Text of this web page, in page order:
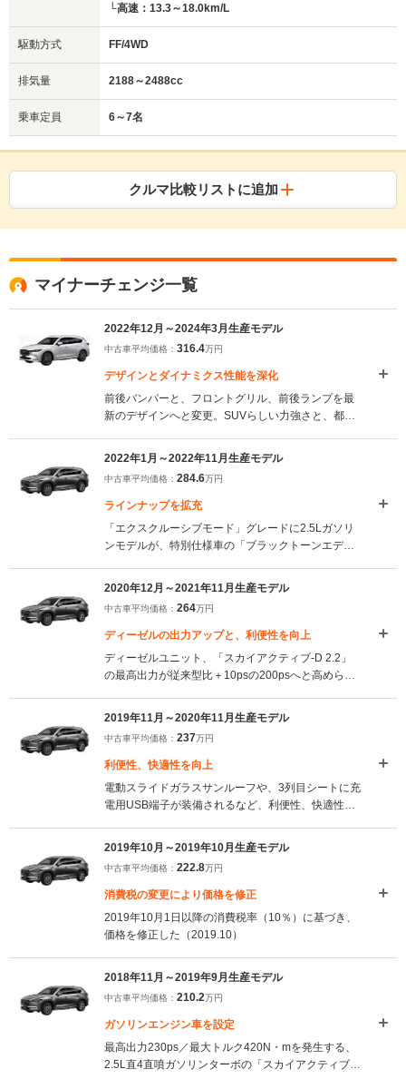
└高速：13.3～18.0km/L
駆動方式 FF/4WD
排気量 2188～2488cc
乗車定員 6～7名
クルマ比較リストに追加
マイナーチェンジ一覧
2022年12月～2024年3月生産モデル
中古車平均価格： 316.4万円
デザインとダイナミクス性能を深化
前後バンパーと、フロントグリル、前後ランプを最
新のデザインへと変更。SUVらしい力強さと、都会
車両構造技術「スカイアクティブビークルアーキテ
クチャー」の考えが取り入れられ、揺れの軽減、快
適性の向上が実現された。3列目乗車時の後方からの
衝突安全性能の確保など、安全性能も向上してい
2022年1月～2022年11月生産モデル
中古車平均価格： 284.6万円
ラインナップを拡充
「エクスクルーシブモード」グレードに2.5Lガソリ
ンモデルが、特別仕様車の「ブラックトーンエディ
加設定された。（2021.12）
2020年12月～2021年11月生産モデル
中古車平均価格： 264万円
ディーゼルの出力アップと、利便性を向上
ディーゼルユニット、「スカイアクティブ-D 2.2」
の最高出力が従来型比＋10psの200psへと高められ
れ、加減速のコントロールが改善されている。同時
に全モデルのセンターディスプレイを大型化、マツ
ダコネクティッドサービスの導入など利便性も高め
られた。（2020.12）
2019年11月～2020年11月生産モデル
中古車平均価格： 237万円
利便性、快適性を向上
電動スライドガラスサンルーフや、3列目シートに充
電用USB端子が装備されるなど、利便性、快適性を
フをたたくことで発生する騒音を低減させるなど、
上質感も高められている。サブトランクの容量拡大
をはじめとする小変更も加えられた。（2019.11）
2019年10月～2019年10月生産モデル
中古車平均価格： 222.8万円
消費税の変更により価格を修正
2019年10月1日以降の消費税率（10％）に基づき、
価格を修正した（2019.10）
2018年11月～2019年9月生産モデル
中古車平均価格： 210.2万円
ガソリンエンジン車を設定
最高出力230ps／最大トルク420N・mを発生する、
2.5L直4直噴ガソリンターボの「スカイアクティブ